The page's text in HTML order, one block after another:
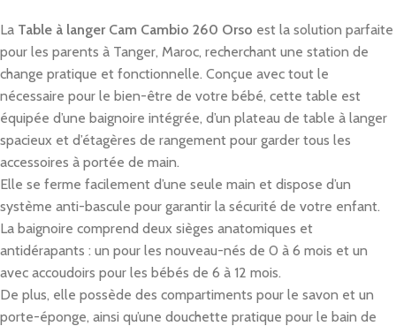
La Table à langer Cam Cambio 260 Orso est la solution parfaite
pour les parents à Tanger, Maroc, recherchant une station de
change pratique et fonctionnelle. Conçue avec tout le
nécessaire pour le bien-être de votre bébé, cette table est
équipée d’une baignoire intégrée, d’un plateau de table à langer
spacieux et d’étagères de rangement pour garder tous les
accessoires à portée de main.
Elle se ferme facilement d’une seule main et dispose d’un
système anti-bascule pour garantir la sécurité de votre enfant.
La baignoire comprend deux sièges anatomiques et
antidérapants : un pour les nouveau-nés de 0 à 6 mois et un
avec accoudoirs pour les bébés de 6 à 12 mois.
De plus, elle possède des compartiments pour le savon et un
porte-éponge, ainsi qu’une douchette pratique pour le bain de